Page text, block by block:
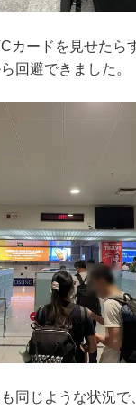
カードを見せたら
回避できました。
同じような状況で